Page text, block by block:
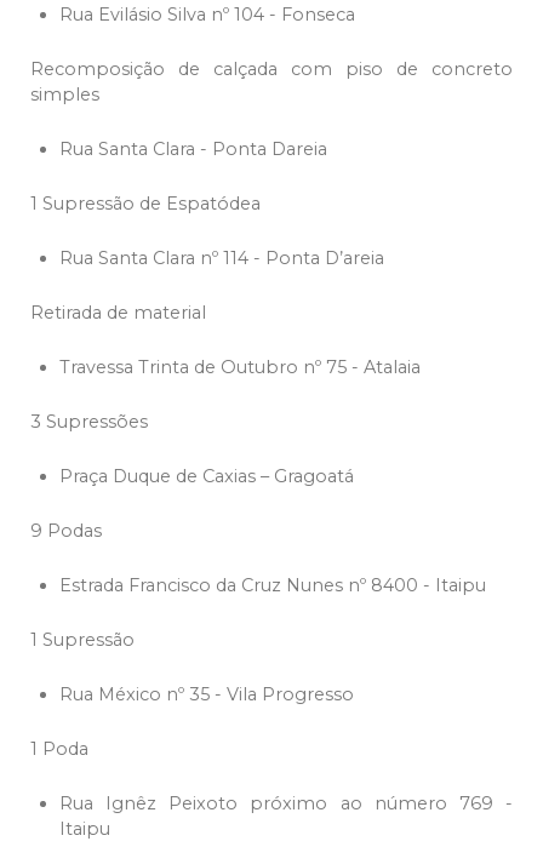
Rua Evilásio Silva nº 104 - Fonseca
Recomposição de calçada com piso de concreto
simples
Rua Santa Clara - Ponta Dareia
1 Supressão de Espatódea
Rua Santa Clara nº 114 - Ponta D’areia
Retirada de material
Travessa Trinta de Outubro nº 75 - Atalaia
3 Supressões
Praça Duque de Caxias – Gragoatá
9 Podas
Estrada Francisco da Cruz Nunes nº 8400 - Itaipu
1 Supressão
Rua México nº 35 - Vila Progresso
1 Poda
Rua Ignêz Peixoto próximo ao número 769 -
Itaipu